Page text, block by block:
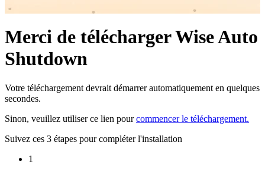
Merci de télécharger Wise Auto
Shutdown
Votre téléchargement devrait démarrer automatiquement en quelques
secondes.
Sinon, veuillez utiliser ce lien pourcommencer le téléchargement.
Suivez ces 3 étapes pour compléter l'installation
1